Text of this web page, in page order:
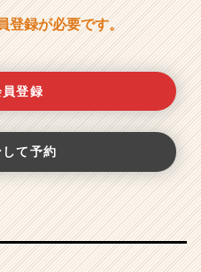
登録が必要です。
登録
て予約